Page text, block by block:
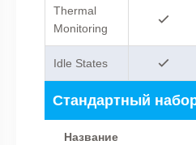
Thermal
Monitoring
Idle States
Стандартный
Название